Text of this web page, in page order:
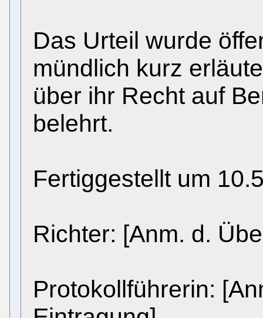
Das Urteil wurde
mündlich kurz
über ihr Recht auf
belehrt.
Fertiggestellt um
Richter: [Anm. d.
Protokollführerin: